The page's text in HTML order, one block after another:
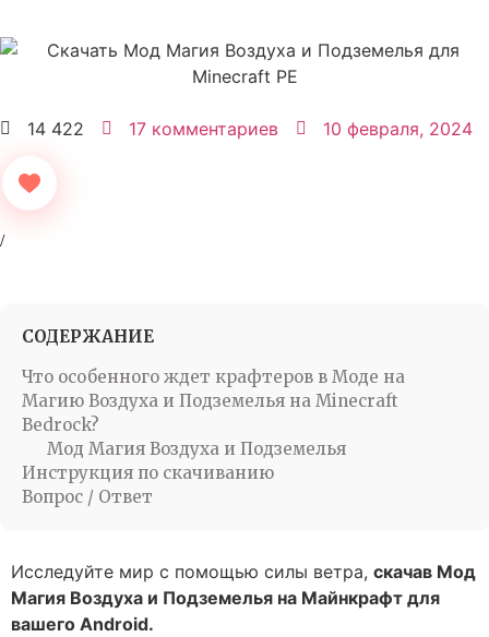
14 422 17 комментариев 10 февраля, 2024
СОДЕРЖАНИЕ
Что особенного ждет крафтеров в Моде на
Магию Воздуха и Подземелья на Minecraft
Bedrock?
Мод Магия Воздуха и Подземелья
Инструкция по скачиванию
Вопрос / Ответ
Исследуйте мир с помощью силы ветра, скачав Мод
Магия Воздуха и Подземелья на Майнкрафт для
вашего Android.